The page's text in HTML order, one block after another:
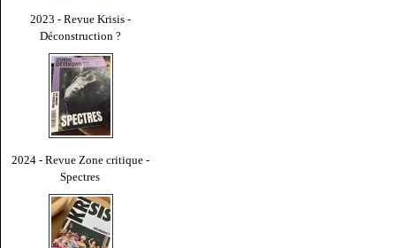
2023 - Revue Krisis -
Déconstruction ?
2024 - Revue Zone critique -
Spectres